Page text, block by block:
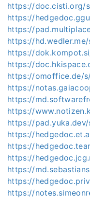
https://doc.cisti.org/
https://
https://
https://hd.wedler.me/
https://
https://
https://omoffice.de/
https://
https://
https://
https://pad.yuka.dev/
https://
https://
https://
https://
https://
https://